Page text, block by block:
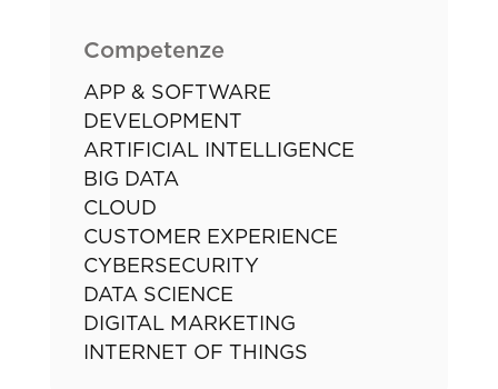
Competenze
APP & SOFTWARE
DEVELOPMENT
ARTIFICIAL INTELLIGENCE
BIG DATA
CLOUD
CUSTOMER EXPERIENCE
CYBERSECURITY
DATA SCIENCE
DIGITAL MARKETING
INTERNET OF THINGS